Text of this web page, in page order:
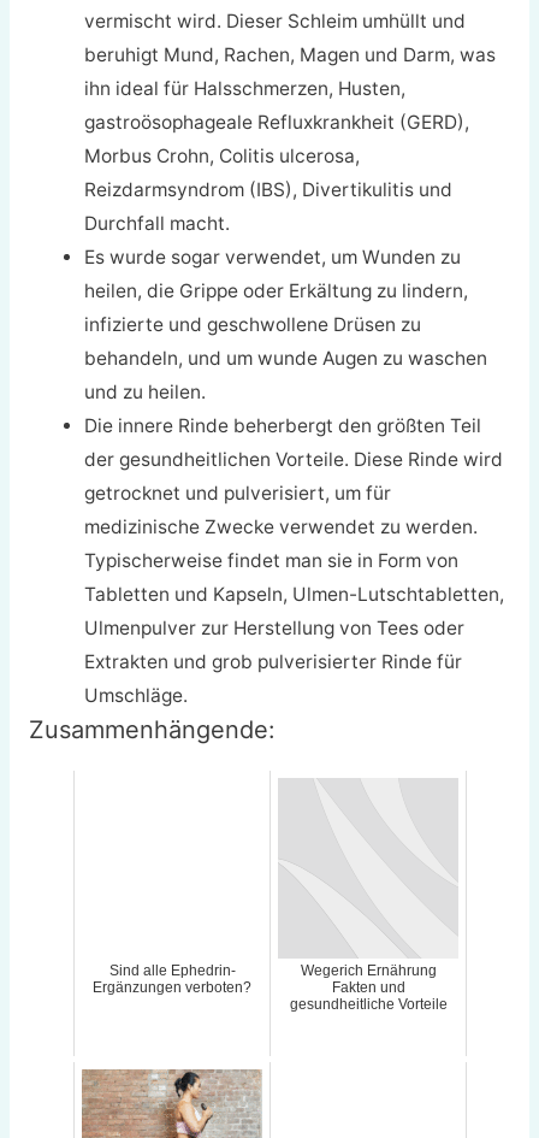
vermischt wird. Dieser Schleim umhüllt und
beruhigt Mund, Rachen, Magen und Darm, was
ihn ideal für Halsschmerzen, Husten,
gastroösophageale Refluxkrankheit (GERD),
Morbus Crohn, Colitis ulcerosa,
Reizdarmsyndrom (IBS), Divertikulitis und
Durchfall macht.
Es wurde sogar verwendet, um Wunden zu
heilen, die Grippe oder Erkältung zu lindern,
infizierte und geschwollene Drüsen zu
behandeln, und um wunde Augen zu waschen
und zu heilen.
Die innere Rinde beherbergt den größten Teil
der gesundheitlichen Vorteile. Diese Rinde wird
getrocknet und pulverisiert, um für
medizinische Zwecke verwendet zu werden.
Typischerweise findet man sie in Form von
Tabletten und Kapseln, Ulmen-Lutschtabletten,
Ulmenpulver zur Herstellung von Tees oder
Extrakten und grob pulverisierter Rinde für
Umschläge.
Zusammenhängende:
Sind alle Ephedrin-
Ergänzungen verboten?
Wegerich Ernährung
Fakten und
gesundheitliche Vorteile